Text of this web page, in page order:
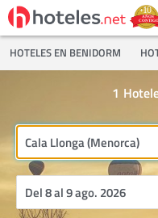
HOTELES EN BENIDORM
1